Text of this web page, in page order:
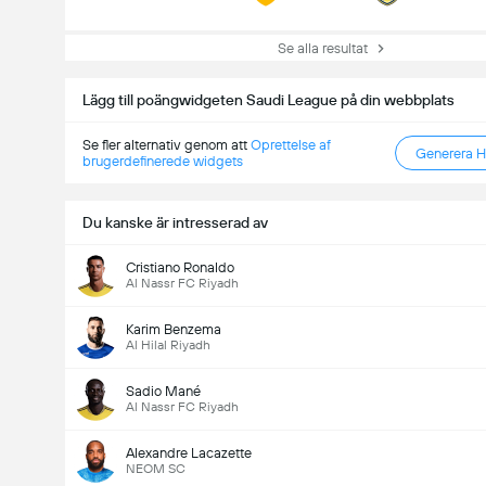
Se alla resultat
Lägg till poängwidgeten Saudi League på din webbplats
Se fler alternativ genom att Oprettelse af
brugerdefinerede widgets
Generera
Du kanske är intresserad av
Cristiano Ronaldo
Al Nassr FC Riyadh
Karim Benzema
Al Hilal Riyadh
Sadio Mané
Al Nassr FC Riyadh
Alexandre Lacazette
NEOM SC